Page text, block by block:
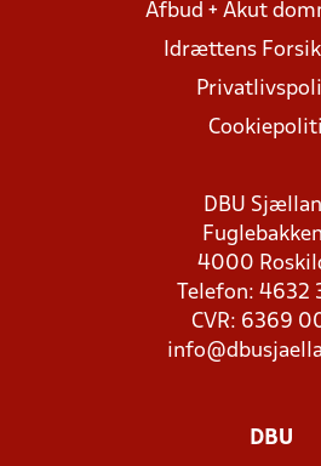
Afbud + Akut
Idrættens
DBU
4000
Telefon: 4632
CVR: 6369
DBU